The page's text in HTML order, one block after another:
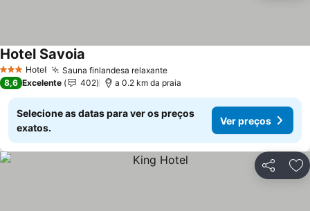
3 EstrelasHotel Sauna finlandesa relaxanteVer preços
Hotel Savoia
8,6 Excelente 402 a 0.2 km da praia
Selecione as datas para ver os preços
exatos.
Ver preços
Partilhar